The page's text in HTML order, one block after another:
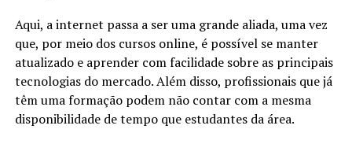
Aqui, a internet passa a ser uma grande aliada, uma vez
que, por meio dos cursos online, é possível se manter
atualizado e aprender com facilidade sobre as principais
tecnologias do mercado. Além disso, profissionais que já
têm uma formação podem não contar com a mesma
disponibilidade de tempo que estudantes da área.